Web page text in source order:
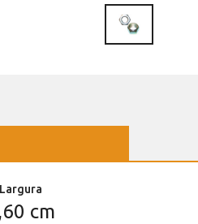
Largura
cm